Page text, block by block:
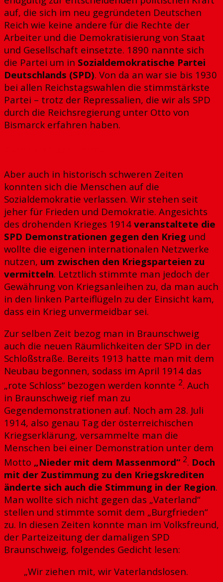
auf, die sich im neu gegründeten Deutschen
Reich wie keine andere für die Rechte der
Arbeiter und die Demokratisierung von Staat
und Gesellschaft einsetzte. 1890 nannte sich
die Partei um in Sozialdemokratische Partei
Deutschlands (SPD). Von da an war sie bis 1930
bei allen Reichstagswahlen die stimmstärkste
Partei – trotz der Repressalien, die wir als SPD
durch die Reichsregierung unter Otto von
Bismarck erfahren haben.
Aber auch in historisch schweren Zeiten
konnten sich die Menschen auf die
Sozialdemokratie verlassen. Wir stehen seit
jeher für Frieden und Demokratie. Angesichts
des drohenden Krieges 1914 veranstaltete die
SPD Demonstrationen gegen den Krieg und
wollte die eigenen internationalen Netzwerke
nutzen, um zwischen den Kriegsparteien zu
vermitteln. Letztlich stimmte man jedoch der
Gewährung von Kriegsanleihen zu, da man auch
in den linken Parteiflügeln zu der Einsicht kam,
dass ein Krieg unvermeidbar sei.
Zur selben Zeit bezog man in Braunschweig
auch die neuen Räumlichkeiten der SPD in der
Schloßstraße. Bereits 1913 hatte man mit dem
Neubau begonnen, sodass im April 1914 das
„rote Schloss“ bezogen werden konnte 2. Auch
in Braunschweig rief man zu
Gegendemonstrationen auf. Noch am 28. Juli
1914, also genau Tag der österreichischen
Kriegserklärung, versammelte man die
Menschen bei einer Demonstration unter dem
Motto „Nieder mit dem Massenmord“ 2. Doch
mit der Zustimmung zu den Kriegskrediten
änderte sich auch die Stimmung in der Region.
Man wollte sich nicht gegen das „Vaterland“
stellen und stimmte somit dem „Burgfrieden“
zu. In diesen Zeiten konnte man im Volksfreund,
der Parteizeitung der damaligen SPD
Braunschweig, folgendes Gedicht lesen:
„Wir ziehen mit, wir Vaterlandslosen.